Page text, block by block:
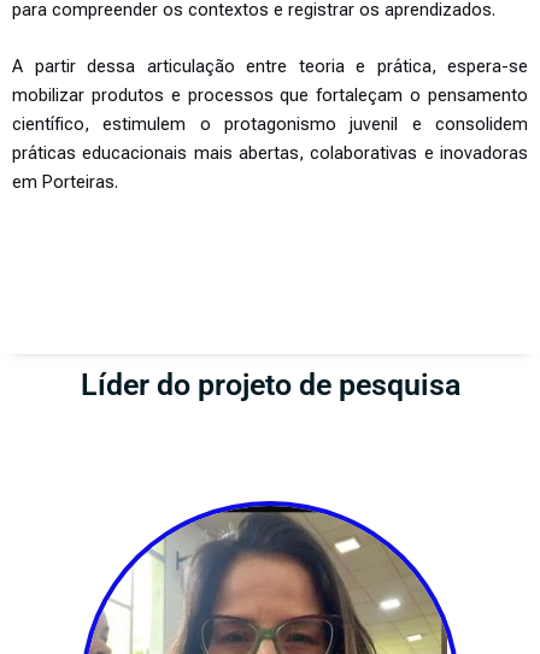
para compreender os contextos e registrar os aprendizados.
A partir dessa articulação entre teoria e prática, espera-se
mobilizar produtos e processos que fortaleçam o pensamento
científico, estimulem o protagonismo juvenil e consolidem
práticas educacionais mais abertas, colaborativas e inovadoras
em Porteiras.
Líder do projeto de pesquisa